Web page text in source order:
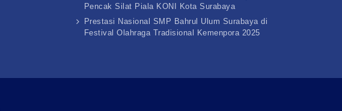
Pencak Silat Piala KONI Kota Surabaya
Prestasi Nasional SMP Bahrul Ulum Surabaya di
Festival Olahraga Tradisional Kemenpora 2025